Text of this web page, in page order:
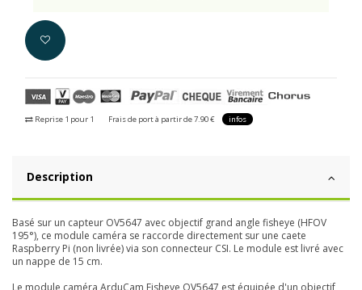
Reprise 1 pour 1 Frais de port à partir de 7.90 € infos
Description
Basé sur un capteur OV5647 avec objectif grand angle fisheye (HFOV
195°), ce module caméra se raccorde directement sur une caete
Raspberry Pi (non livrée) via son connecteur CSI. Le module est livré avec
un nappe de 15 cm.
Le module caméra ArduCam Fisheye OV5647 est équipée d'un objectif